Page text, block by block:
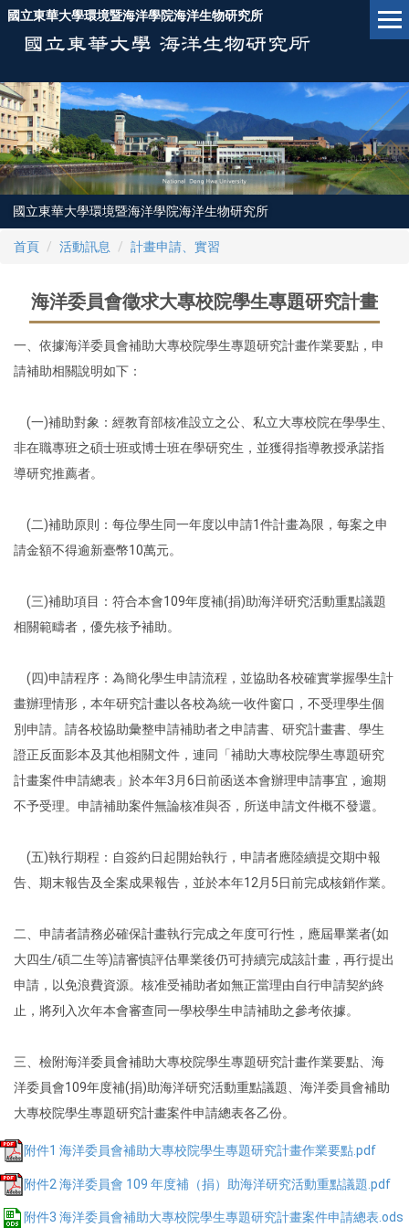
跳
內
容
區
國立東華大學環境暨海洋學院海洋生物研究所
國立東華大學環境暨海洋學院海洋生物研究所
首頁 活動訊息 計畫申請、實習
海洋委員會徵求大專校院學生專題研究計畫
一、依據海洋委員會補助大專校院學生專題研究計畫作業要點，申
請補助相關說明如下：
(一)補助對象：經教育部核准設立之公、私立大專校院在學學生、
非在職專班之碩士班或博士班在學研究生，並獲得指導教授承諾指
導研究推薦者。
(二)補助原則：每位學生同一年度以申請1件計畫為限，每案之申
請金額不得逾新臺幣10萬元。
(三)補助項目：符合本會109年度補(捐)助海洋研究活動重點議題
相關範疇者，優先核予補助。
(四)申請程序：為簡化學生申請流程，並協助各校確實掌握學生計
畫辦理情形，本年研究計畫以各校為統一收件窗口，不受理學生個
別申請。請各校協助彙整申請補助者之申請書、研究計畫書、學生
證正反面影本及其他相關文件，連同「補助大專校院學生專題研究
計畫案件申請總表」於本年3月6日前函送本會辦理申請事宜，逾期
不予受理。申請補助案件無論核准與否，所送申請文件概不發還。
(五)執行期程：自簽約日起開始執行，申請者應陸續提交期中報
告、期末報告及全案成果報告，並於本年12月5日前完成核銷作業。
二、申請者請務必確保計畫執行完成之年度可行性，應屆畢業者(如
大四生/碩二生等)請審慎評估畢業後仍可持續完成該計畫，再行提出
申請，以免浪費資源。核准受補助者如無正當理由自行申請契約終
止，將列入次年本會審查同一學校學生申請補助之參考依據。
三、檢附海洋委員會補助大專校院學生專題研究計畫作業要點、海
洋委員會109年度補(捐)助海洋研究活動重點議題、海洋委員會補助
大專校院學生專題研究計畫案件申請總表各乙份。
附件1 海洋委員會補助大專校院學生專題研究計畫作業要點.pdf
附件2 海洋委員會 109 年度補（捐）助海洋研究活動重點議題.pdf
附件3 海洋委員會補助大專校院學生專題研究計畫案件申請總表.ods